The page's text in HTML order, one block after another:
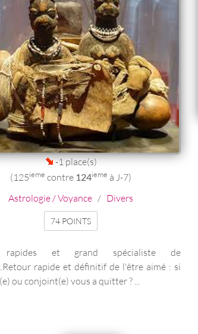
-1 place(s)
(125ieme contre 124ieme à J-7)
Astrologie / Voyance / Divers
74 POINTS
rapides et grand spécialiste de
rapide et définitif de l'être aimé : si
ou conjoint(e) vous a quitter ? ...